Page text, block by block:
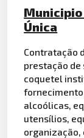
Municipio
Única
Contratação
prestação de
coquetel
alcoólicas,
utensílios,
organização,